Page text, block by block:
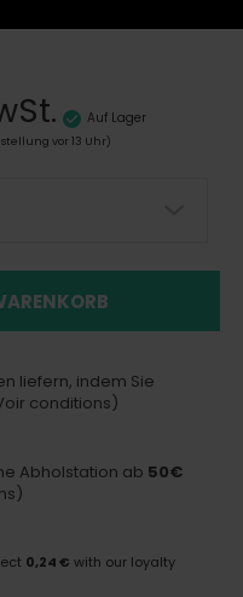
Auf Lager
vor 13 Uhr)
liefern, indem Sie
conditions)
Abholstation ab 50€
0,24 € with our loyalty